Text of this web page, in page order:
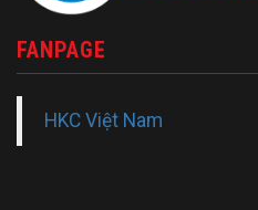
FANPAGE
HKC Việt Nam